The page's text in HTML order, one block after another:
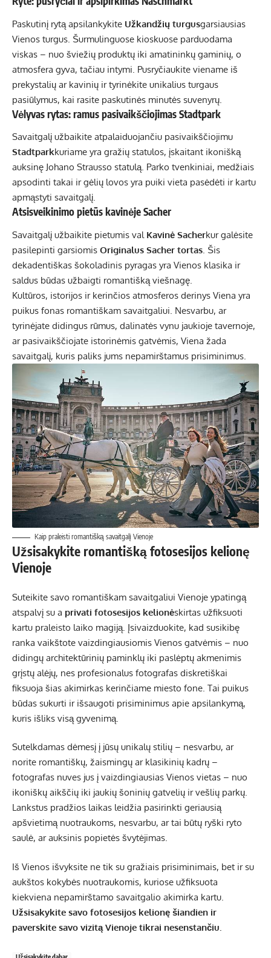
Paskutinį rytą apsilankykite Užkandžių turgusgarsiausias
Vienos turgus. Šurmulinguose kioskuose parduodama
viskas – nuo ​​šviežių produktų iki amatininkų gaminių, o
atmosfera gyva, tačiau intymi. Pusryčiaukite viename iš
prekystalių ar kavinių ir tyrinėkite unikalius turgaus
pasiūlymus, kai rasite paskutinės minutės suvenyrų.
Vėlyvas rytas: ramus pasivaikščiojimas Stadtpark
Savaitgalį užbaikite atpalaiduojančiu pasivaikščiojimu
Stadtparkkuriame yra gražių statulos, įskaitant ikonišką
auksinę Johano Strausso statulą. Parko tvenkiniai, medžiais
apsodinti takai ir gėlių lovos yra puiki vieta pasėdėti ir kartu
apmąstyti savaitgalį.
Atsisveikinimo pietūs kavinėje Sacher
Savaitgalį užbaikite pietumis val Kavinė Sacherkur galėsite
pasilepinti garsiomis Originalus Sacher tortas. Šis
dekadentiškas šokoladinis pyragas yra Vienos klasika ir
saldus būdas užbaigti romantišką viešnagę.
Kultūros, istorijos ir kerinčios atmosferos derinys Viena yra
puikus fonas romantiškam savaitgaliui. Nesvarbu, ar
tyrinėjate didingus rūmus, dalinatės vynu jaukioje tavernoje,
ar pasivaikščiojate istorinėmis gatvėmis, Viena žada
savaitgalį, kuris paliks jums nepamirštamus prisiminimus.
Kaip praleisti romantišką savaitgalį Vienoje
Užsisakykite romantišką fotosesijos kelionę
Vienoje
Suteikite savo romantiškam savaitgaliui Vienoje ypatingą
atspalvį su a privati ​​fotosesijos kelionėskirtas užfiksuoti
kartu praleisto laiko magiją. Įsivaizduokite, kad susikibę
ranka vaikštote vaizdingiausiomis Vienos gatvėmis – nuo ​​
didingų architektūrinių paminklų iki paslėptų akmenimis
grįstų alėjų, nes profesionalus fotografas diskretiškai
fiksuoja šias akimirkas kerinčiame miesto fone. Tai puikus
būdas sukurti ir išsaugoti prisiminimus apie apsilankymą,
kuris išliks visą gyvenimą.
Sutelkdamas dėmesį į jūsų unikalų stilių – nesvarbu, ar
norite romantiškų, žaismingų ar klasikinių kadrų –
fotografas nuves jus į vaizdingiausias Vienos vietas – nuo ​​
ikoniškų aikščių iki jaukių šoninių gatvelių ir vešlių parkų.
Lankstus pradžios laikas leidžia pasirinkti geriausią
apšvietimą nuotraukoms, nesvarbu, ar tai būtų ryški ryto
saulė, ar auksinis popietės švytėjimas.
Iš Vienos išvyksite ne tik su gražiais prisiminimais, bet ir su
aukštos kokybės nuotraukomis, kuriose užfiksuota
kiekviena nepamirštamo savaitgalio akimirka kartu.
Užsisakykite savo fotosesijos kelionę šiandien ir
paverskite savo vizitą Vienoje tikrai nesenstančiu.